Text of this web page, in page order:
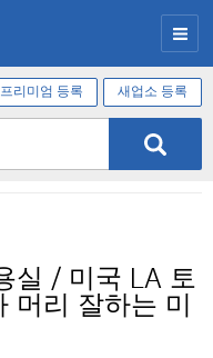
새업소 등록
프리미엄 등록
실 / 미국 LA 토
리 잘하는 미